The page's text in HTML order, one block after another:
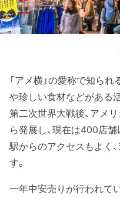
「アメ横」の愛称で知られ
や珍しい食材などがある
第二次世界大戦後、アメ
ら発展し、現在は400店
駅からのアクセスもよく
す。
一年中安売りが行われて